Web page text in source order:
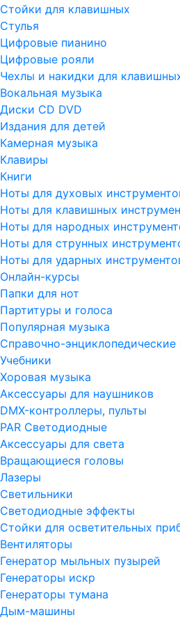
Стойки для клавишных
Стулья
Цифровые пианино
Цифровые рояли
Чехлы и накидки для
Вокальная музыка
Диски CD DVD
Издания для детей
Камерная музыка
Клавиры
Книги
Ноты для духовых
Ноты для клавишных
Ноты для народных
Ноты для струнных
Ноты для ударных
Онлайн-курсы
Папки для нот
Партитуры и голоса
Популярная музыка
Справочно-энциклопедические
Учебники
Хоровая музыка
Аксессуары для наушников
DMX-контроллеры, пульты
PAR Светодиодные
Аксессуары для света
Вращающиеся головы
Лазеры
Светильники
Светодиодные эффекты
Стойки для осветительных
Вентиляторы
Генератор мыльных пузырей
Генераторы искр
Генераторы тумана
Дым-машины